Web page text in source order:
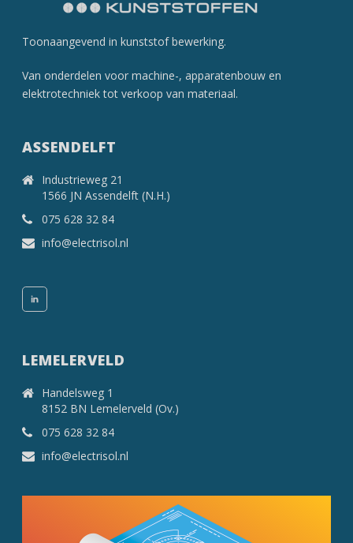
Toonaangevend in kunststof­ bewerking.
Van onderdelen voor machine-, apparatenbouw en
elektrotechniek tot verkoop van materiaal.
ASSENDELFT
Industrieweg 21
1566 JN Assendelft (N.H.)
075 628 32 84
info@electrisol.nl
LEMELERVELD
Handelsweg 1
8152 BN Lemelerveld (Ov.)
075 628 32 84
info@electrisol.nl